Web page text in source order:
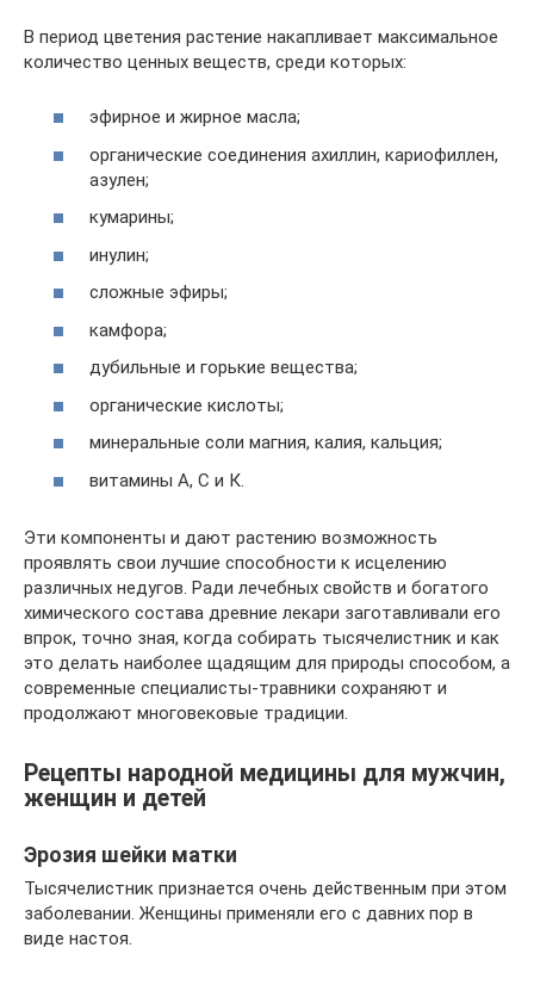
В период цветения растение накапливает максимальное
количество ценных веществ, среди которых:
эфирное и жирное масла;
органические соединения ахиллин, кариофиллен,
азулен;
кумарины;
инулин;
сложные эфиры;
камфора;
дубильные и горькие вещества;
органические кислоты;
минеральные соли магния, калия, кальция;
витамины А, С и К.
Эти компоненты и дают растению возможность
проявлять свои лучшие способности к исцелению
различных недугов. Ради лечебных свойств и богатого
химического состава древние лекари заготавливали его
впрок, точно зная, когда собирать тысячелистник и как
это делать наиболее щадящим для природы способом, а
современные специалисты-травники сохраняют и
продолжают многовековые традиции.
Рецепты народной медицины для мужчин,
женщин и детей
Эрозия шейки матки
Тысячелистник признается очень действенным при этом
заболевании. Женщины применяли его с давних пор в
виде настоя.